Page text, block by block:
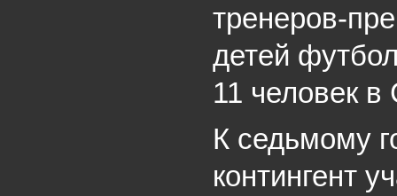
тренеров-
детей
11 человек
К седьмому
контингент